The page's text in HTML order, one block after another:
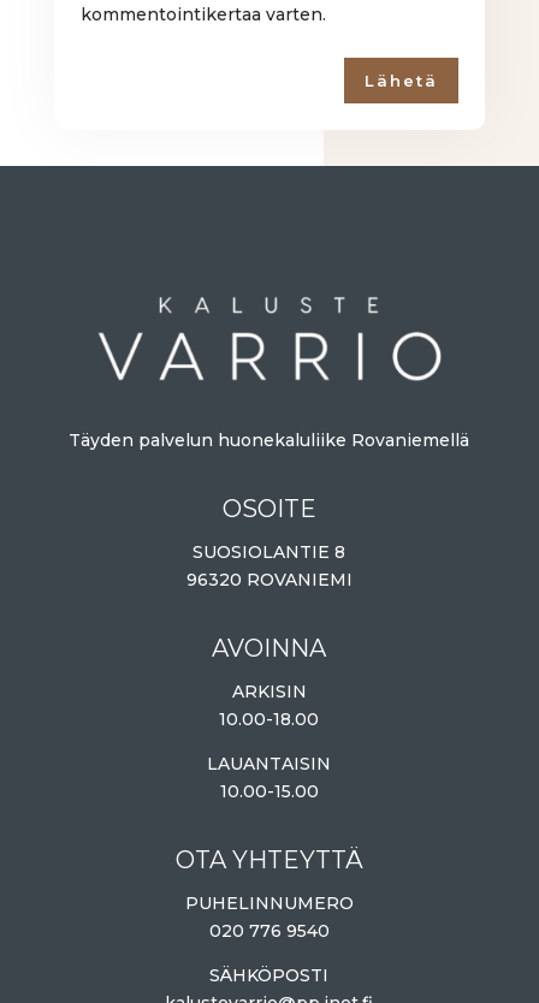
kommentointikertaa varten.
Lähetä
Täyden palvelun huonekaluliike Rovaniemellä
OSOITE
SUOSIOLANTIE 8
96320 ROVANIEMI
AVOINNA
ARKISIN
10.00-18.00
LAUANTAISIN
10.00-15.00
OTA YHTEYTTÄ
PUHELINNUMERO
020 776 9540
SÄHKÖPOSTI